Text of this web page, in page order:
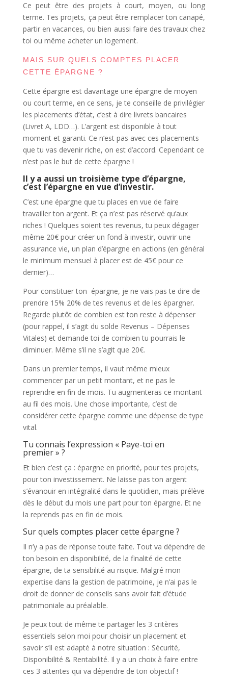
Ce peut être des projets à court, moyen, ou long
terme. Tes projets, ça peut être remplacer ton canapé,
partir en vacances, ou bien aussi faire des travaux chez
toi ou même acheter un logement.
MAIS SUR QUELS COMPTES PLACER
CETTE ÉPARGNE ?
Cette épargne est davantage une épargne de moyen
ou court terme, en ce sens, je te conseille de privilégier
les placements d’état, c’est à dire livrets bancaires
(Livret A, LDD…). L’argent est disponible à tout
moment et garanti. Ce n’est pas avec ces placements
que tu vas devenir riche, on est d’accord. Cependant ce
n’est pas le but de cette épargne !
Il y a aussi un troisième type d’épargne,
c’est l’épargne en vue d’investir.
C’est une épargne que tu places en vue de faire
travailler ton argent. Et ça n’est pas réservé qu’aux
riches ! Quelques soient tes revenus, tu peux dégager
même 20€ pour créer un fond à investir, ouvrir une
assurance vie, un plan d’épargne en actions (en général
le minimum mensuel à placer est de 45€ pour ce
dernier)…
Pour constituer ton épargne, je ne vais pas te dire de
prendre 15% 20% de tes revenus et de les épargner.
Regarde plutôt de combien est ton reste à dépenser
(pour rappel, il s’agit du solde Revenus – Dépenses
Vitales) et demande toi de combien tu pourrais le
diminuer. Même s’il ne s’agit que 20€.
Dans un premier temps, il vaut même mieux
commencer par un petit montant, et ne pas le
reprendre en fin de mois. Tu augmenteras ce montant
au fil des mois. Une chose importante, c’est de
considérer cette épargne comme une dépense de type
vital.
Tu connais l’expression « Paye-toi en
premier » ?
Et bien c’est ça : épargne en priorité, pour tes projets,
pour ton investissement. Ne laisse pas ton argent
s’évanouir en intégralité dans le quotidien, mais prélève
dès le début du mois une part pour ton épargne. Et ne
la reprends pas en fin de mois.
Sur quels comptes placer cette épargne ?
Il n’y a pas de réponse toute faite. Tout va dépendre de
ton besoin en disponibilité, de la finalité de cette
épargne, de ta sensibilité au risque. Malgré mon
expertise dans la gestion de patrimoine, je n’ai pas le
droit de donner de conseils sans avoir fait d’étude
patrimoniale au préalable.
Je peux tout de même te partager les 3 critères
essentiels selon moi pour choisir un placement et
savoir s’il est adapté à notre situation : Sécurité,
Disponibilité & Rentabilité. Il y a un choix à faire entre
ces 3 attentes qui va dépendre de ton objectif !